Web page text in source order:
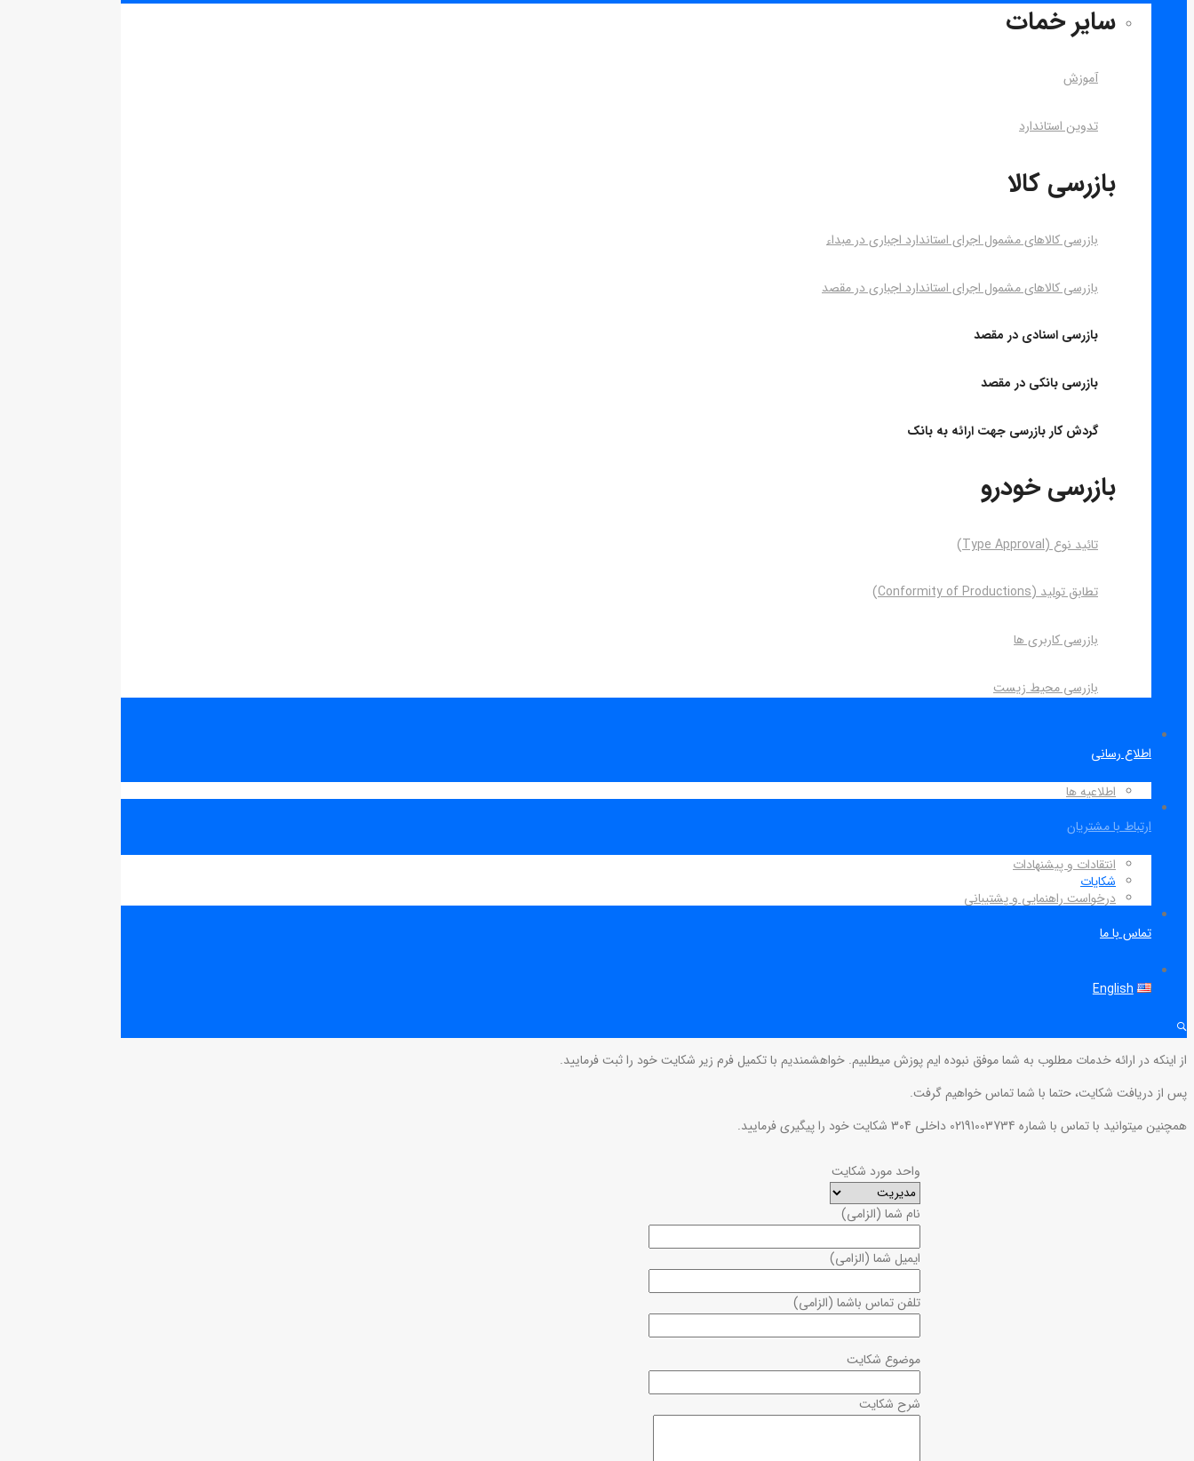
سایر خمات
آموزش
تدوین استاندارد
بازرسی کالا
بازرسی کالاهای مشمول اجرای استاندارد اجباری در مبداء
بازرسی کالاهای مشمول اجرای استاندارد اجباری در مقصد
بازرسی اسنادی در مقصد
بازرسی بانکی در مقصد
گردش کار بازرسی جهت ارائه به بانک
بازرسی خودرو
تائید نوع (Type Approval)
تطابق تولید (Conformity of Productions)
بازرسی کاربری ها
بازرسی محیط زیست
اطلاع رسانی
اطلاعیه ها
ارتباط با مشتریان
انتقادات و پیشنهادات
شکایات
درخواست راهنمایی و پشتیبانی
تماس با ما
English
از اینکه در ارائه خدمات مطلوب به شما موفق نبوده ایم پوزش میطلبیم. خواهشمندیم با تکمیل فرم زیر شکایت خود را ثبت فرمایید.
پس از دریافت شکایت، حتما با شما تماس خواهیم گرفت.
همچنین میتوانید با تماس با شماره 02191003734 داخلی 304 شکایت خود را پیگیری فرمایید.
واحد مورد شکایت
نام شما (الزامی)
ایمیل شما (الزامی)
تلفن تماس باشما (الزامی)
موضوع شکایت
شرح شکایت